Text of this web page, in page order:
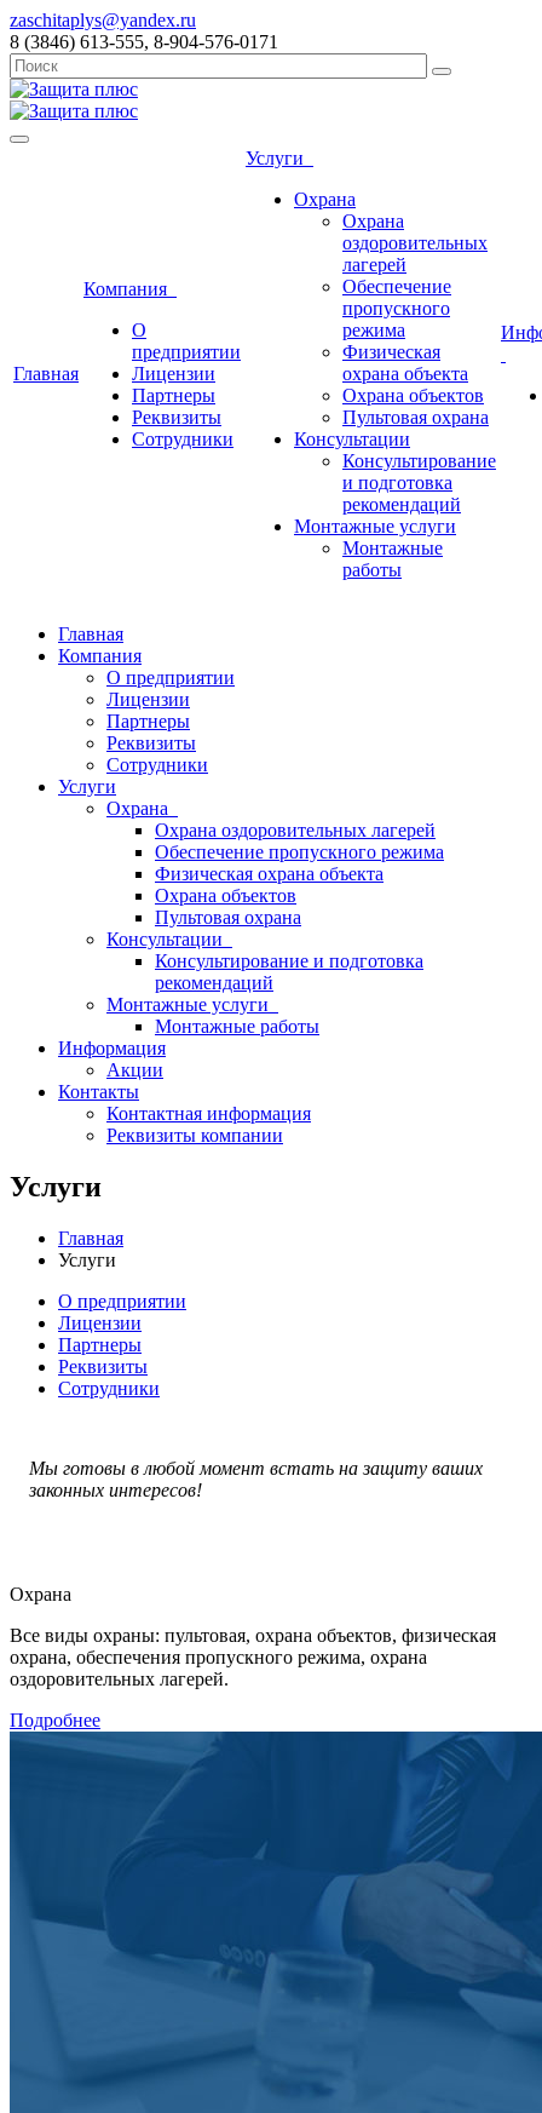
zaschitaplys@yandex.ru
8 (3846) 613-555, 8-904-576-0171
Главная
Компания
О
предприятии
Лицензии
Партнеры
Реквизиты
Сотрудники
Услуги
Охрана
Охрана
оздоровительных
лагерей
Обеспечение
пропускного
режима
Физическая
охрана объекта
Охрана объектов
Пультовая охрана
Консультации
Консультирование
и подготовка
рекомендаций
Монтажные услуги
Монтажные
работы
Главная
Компания
О предприятии
Лицензии
Партнеры
Реквизиты
Сотрудники
Услуги
Охрана
Охрана оздоровительных лагерей
Обеспечение пропускного режима
Физическая охрана объекта
Охрана объектов
Пультовая охрана
Консультации
Консультирование и подготовка
рекомендаций
Монтажные услуги
Монтажные работы
Информация
Акции
Контакты
Контактная информация
Реквизиты компании
Услуги
Главная
Услуги
О предприятии
Лицензии
Партнеры
Реквизиты
Сотрудники
Мы готовы в любой момент встать на защиту ваших
законных интересов!
Охрана
Все виды охраны: пультовая, охрана объектов, физическая
охрана, обеспечения пропускного режима, охрана
оздоровительных лагерей.
Подробнее